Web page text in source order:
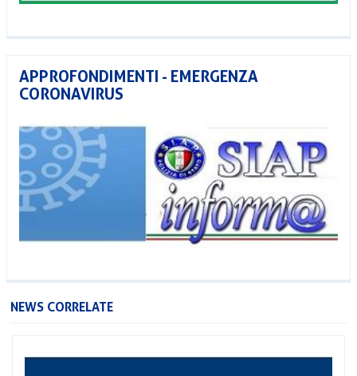
APPROFONDIMENTI - EMERGENZA
CORONAVIRUS
NEWS CORRELATE